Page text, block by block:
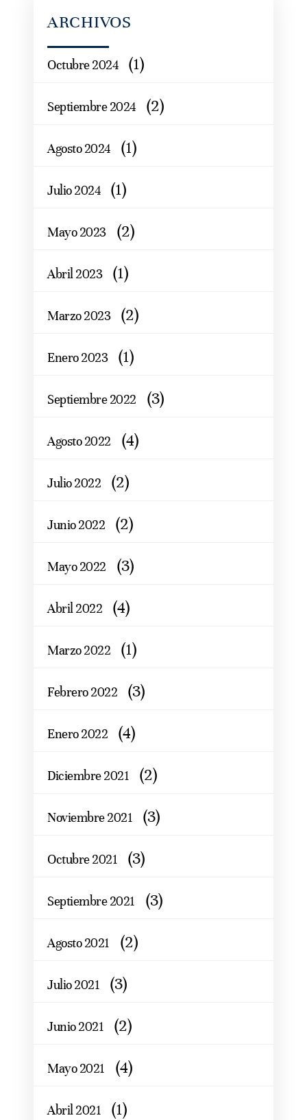
ARCHIVOS
Octubre 2024 (1)
Septiembre 2024 (2)
Agosto 2024 (1)
Julio 2024 (1)
Mayo 2023 (2)
Abril 2023 (1)
Marzo 2023 (2)
Enero 2023 (1)
Septiembre 2022 (3)
Agosto 2022 (4)
Julio 2022 (2)
Junio 2022 (2)
Mayo 2022 (3)
Abril 2022 (4)
Marzo 2022 (1)
Febrero 2022 (3)
Enero 2022 (4)
Diciembre 2021 (2)
Noviembre 2021 (3)
Octubre 2021 (3)
Septiembre 2021 (3)
Agosto 2021 (2)
Julio 2021 (3)
Junio 2021 (2)
Mayo 2021 (4)
Abril 2021 (1)